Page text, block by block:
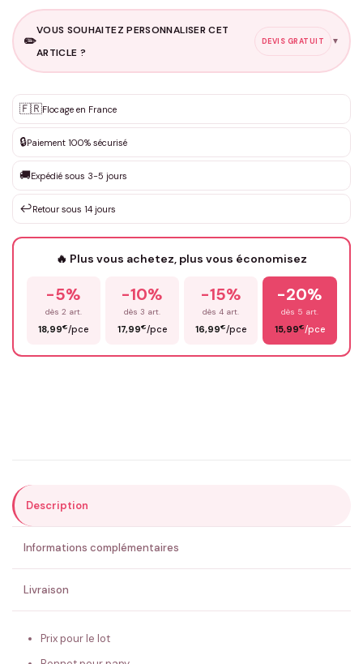
✏️
VOUS SOUHAITEZ PERSONNALISER CET
ARTICLE ?
DEVIS GRATUIT ▼
✨ Personnalisation sur mesure
DEVIS GRATUIT · Personnalisation de 3 à 10€ selon la demande
Que souhaitez-vous ?*
Votre texte / idée*
Prénom*
ENVOYER MA DEMANDE ✨
💚 Retour sous 24-48h🇫🇷 Flocage en France✅ Validation avant fabrication
🇫🇷Flocage en France
🔒Paiement 100% sécurisé
🚚Expédié sous 3-5 jours
↩️Retour sous 14 jours
🔥 Plus vous achetez, plus vous économisez
-5%
dès 2 art.
18,99€/pce
-10%
dès 3 art.
17,99€/pce
-15%
dès 4 art.
16,99€/pce
-20%
dès 5 art.
15,99€/pce
Description
Informations complémentaires
Livraison
Prix pour le lot